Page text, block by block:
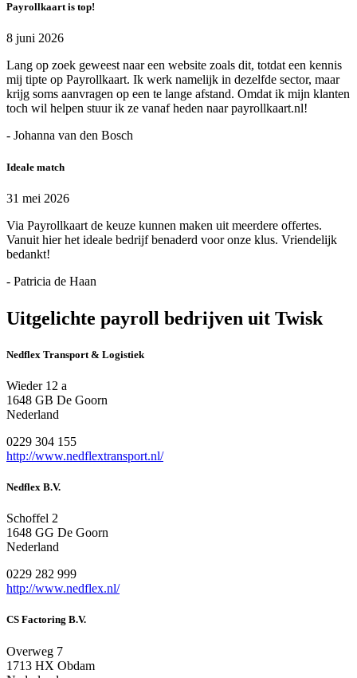
Payrollkaart is top!
8 juni 2026
Lang op zoek geweest naar een website zoals dit, totdat een kennis
mij tipte op Payrollkaart. Ik werk namelijk in dezelfde sector, maar
krijg soms aanvragen op een te lange afstand. Omdat ik mijn klanten
toch wil helpen stuur ik ze vanaf heden naar payrollkaart.nl!
- Johanna van den Bosch
Ideale match
31 mei 2026
Via Payrollkaart de keuze kunnen maken uit meerdere offertes.
Vanuit hier het ideale bedrijf benaderd voor onze klus. Vriendelijk
bedankt!
- Patricia de Haan
Uitgelichte payroll bedrijven uit Twisk
Nedflex Transport & Logistiek
Wieder 12 a
1648 GB De Goorn
Nederland
0229 304 155
http://www.nedflextransport.nl/
Nedflex B.V.
Schoffel 2
1648 GG De Goorn
Nederland
0229 282 999
http://www.nedflex.nl/
CS Factoring B.V.
Overweg 7
1713 HX Obdam